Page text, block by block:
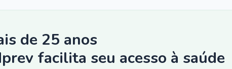
de 25 anos
facilita seu acesso à saúde